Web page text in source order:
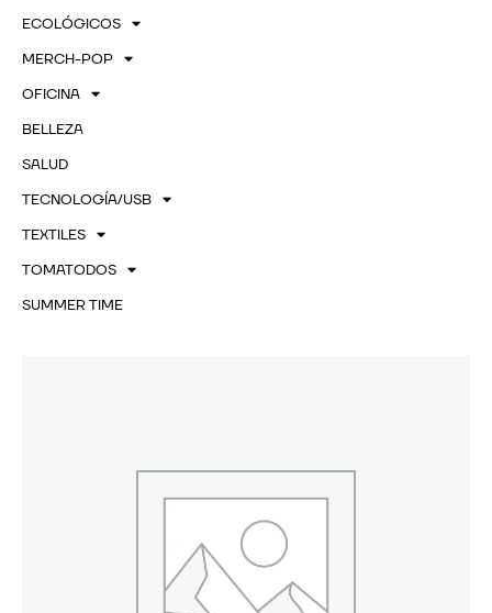
ECOLÓGICOS
MERCH-POP
OFICINA
BELLEZA
SALUD
TECNOLOGÍA/USB
TEXTILES
TOMATODOS
SUMMER TIME